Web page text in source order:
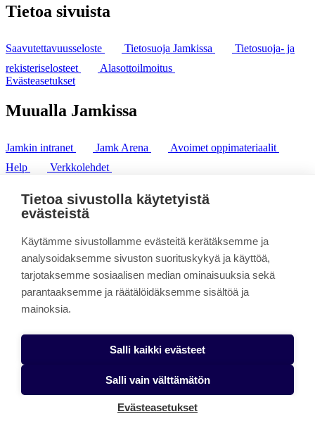
Tietoa sivuista
Saavutettavuusseloste Tietosuoja Jamkissa
Tietosuoja- ja
rekisteriselosteet
Alasottoilmoitus
Evästeasetukset
Muualla Jamkissa
Jamkin intranet Jamk Arena
Avoimet oppimateriaalit
Help
Verkkolehdet
puh. +358 20 743 8100
fax. +358 14 449 9694
Tietoa sivustolla käytetyistä
evästeistä
Käytämme sivustollamme evästeitä kerätäksemme ja
analysoidaksemme sivuston suorituskykyä ja käyttöä,
tarjotaksemme sosiaalisen median ominaisuuksia sekä
parantaaksemme ja räätälöidäksemme sisältöä ja
mainoksia.
Salli kaikki evästeet
Salli vain välttämätön
Evästeasetukset